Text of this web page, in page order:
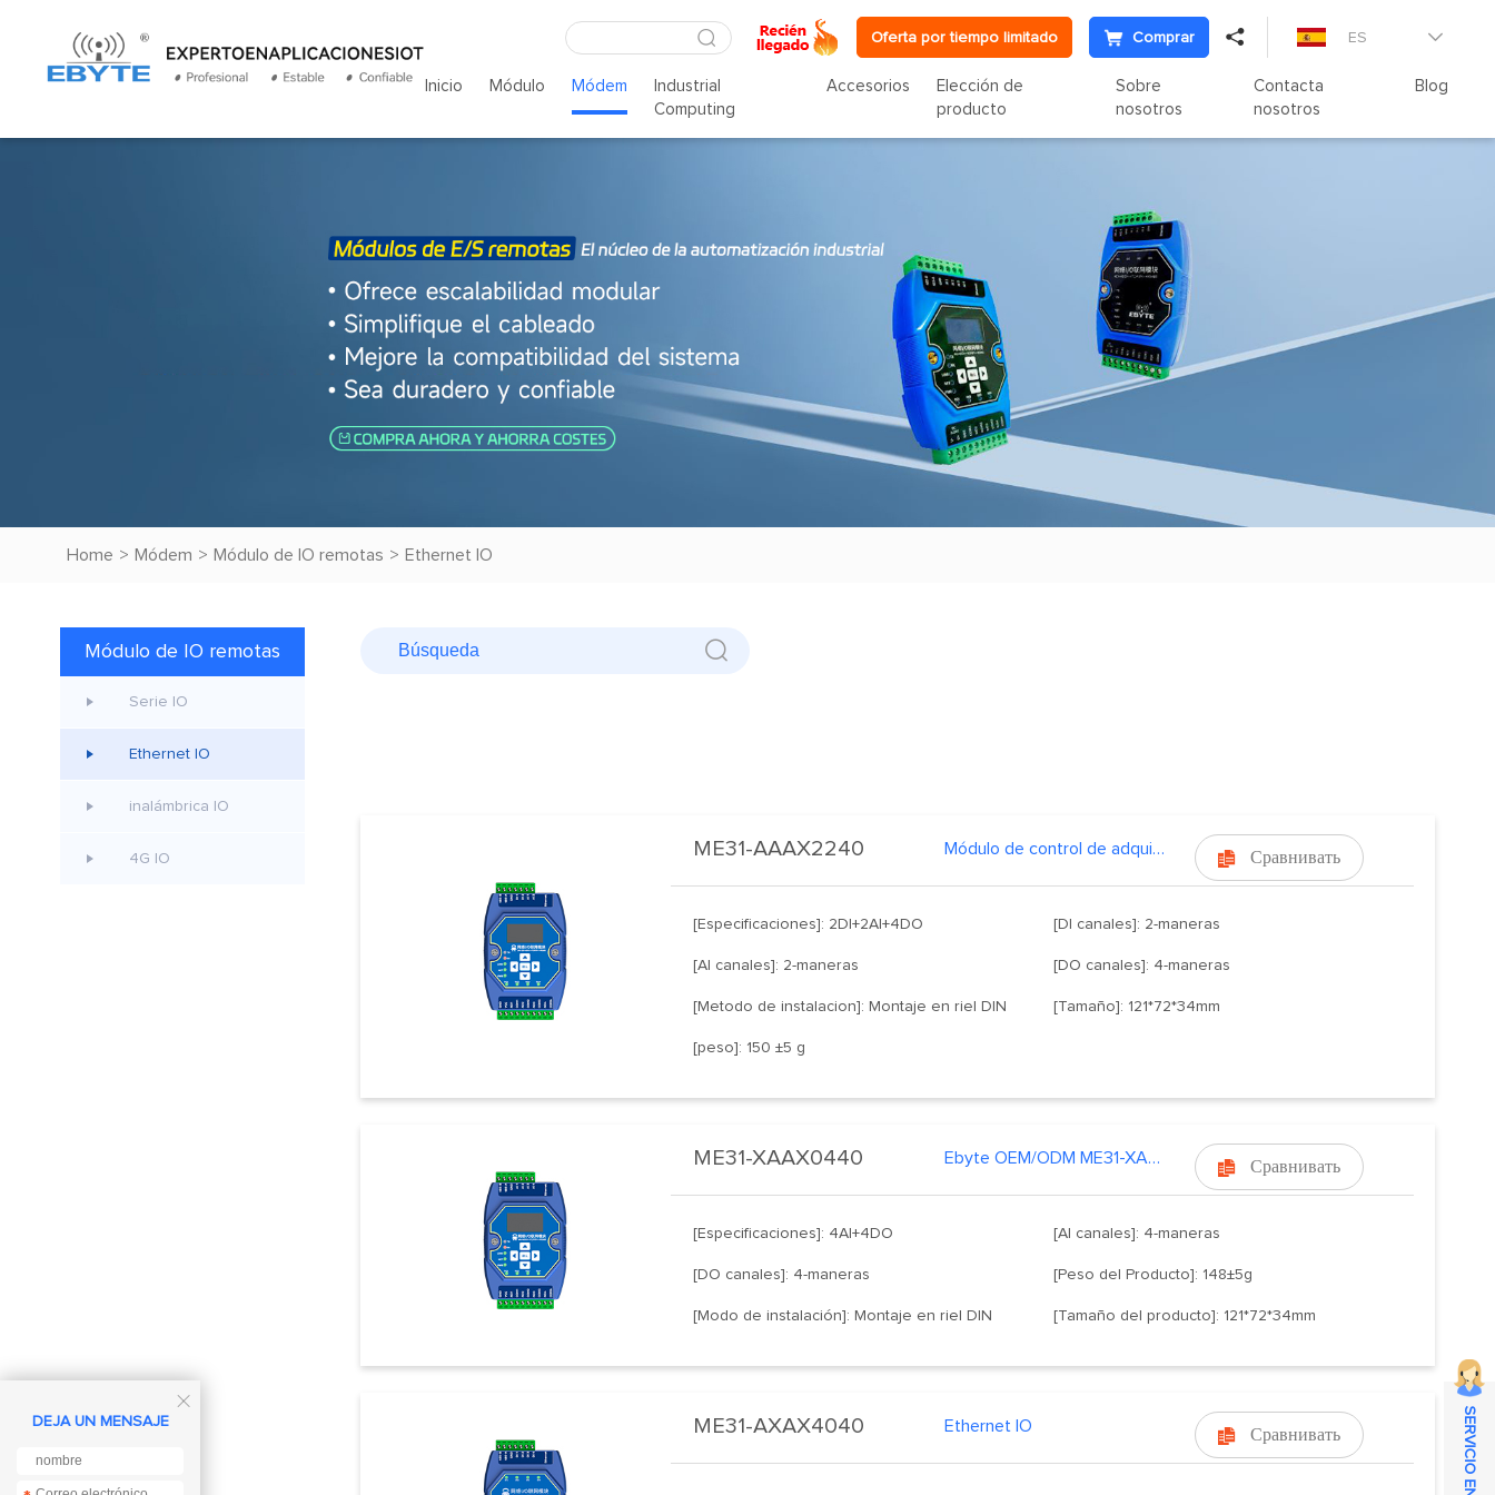
Oferta por tiempo limitado Comprar  ES 
Inicio Módulo Módem
Industrial
Computing
Accesorios
Elección de
producto
Sobre
nosotros
Contacta
nosotros
Blog
Home > Módem > Módulo de IO remotas > Ethernet IO
Módulo de IO remotas
Serie IO
Ethernet IO
inalámbrica IO
4G lO  Сравнивать
ME31-AAAX2240 Módulo de control de adquisición de I/O Ethernet
[Especificaciones]: 2DI+2AI+4DO [DI canales]: 2-maneras
[AI canales]: 2-maneras [DO canales]: 4-maneras
[Metodo de instalacion]: Montaje en riel DIN [Tamaño]: 121*72*34mm
[peso]: 150 ±5 g
 Сравнивать
ME31-XAAX0440 Ebyte OEM/ODM ME31-XAAX044
[Especificaciones]: 4AI+4DO [AI canales]: 4-maneras
[DO canales]: 4-maneras [Peso del Producto]: 148±5g
[Modo de instalación]: Montaje en riel DIN [Tamaño del producto]: 121*72*34mm
 Сравнивать
ME31-AXAX4040 Ethernet IO

DEJA UN MENSAJE